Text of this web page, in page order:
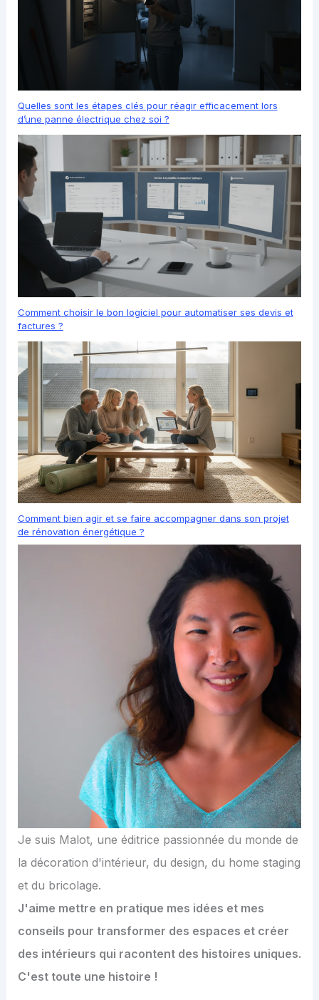
Quelles sont les étapes clés pour réagir efficacement lors
d’une panne électrique chez soi ?
Comment choisir le bon logiciel pour automatiser ses devis et
factures ?
Comment bien agir et se faire accompagner dans son projet
de rénovation énergétique ?
Je suis Malot, une éditrice passionnée du monde de
la décoration d'intérieur, du design, du home staging
et du bricolage.
J'aime mettre en pratique mes idées et mes
conseils pour transformer des espaces et créer
des intérieurs qui racontent des histoires uniques.
C'est toute une histoire !